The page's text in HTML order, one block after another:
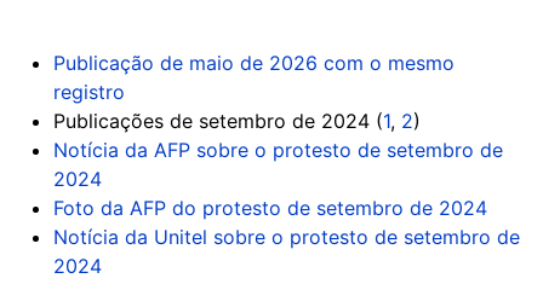
Publicação de maio de 2026 com o mesmo
registro
Publicações de setembro de 2024 (1, 2)
Notícia da AFP sobre o protesto de setembro de
2024
Foto da AFP do protesto de setembro de 2024
Notícia da Unitel sobre o protesto de setembro de
2024